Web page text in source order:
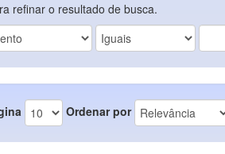
refinar o resultado de busca.
Ordenar por